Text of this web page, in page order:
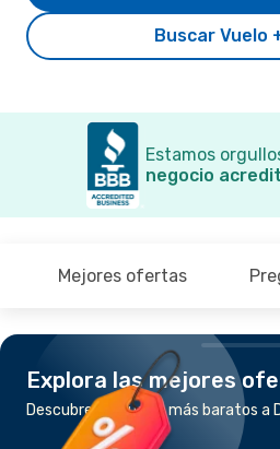
Buscar Vuelo
Estamos
negocio
Mejores ofertas
Explora las mejores
Descubre los vuelos más baratos a